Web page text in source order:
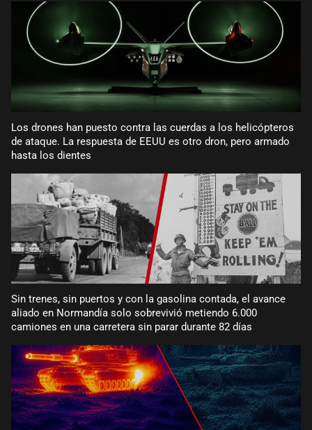
Los drones han puesto contra las cuerdas a los helicópteros
de ataque. La respuesta de EEUU es otro dron, pero armado
hasta los dientes
Sin trenes, sin puertos y con la gasolina contada, el avance
aliado en Normandía solo sobrevivió metiendo 6.000
camiones en una carretera sin parar durante 82 días